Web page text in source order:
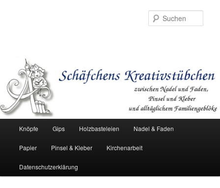
Zum
Inhalt
wechseln
Zum
sekundären
Inhalt
Knöpfe Gips Holzbasteleien Nadel & Faden
Papier Pinsel & Kleber Kirchenarbeit
Datenschutzerklärung